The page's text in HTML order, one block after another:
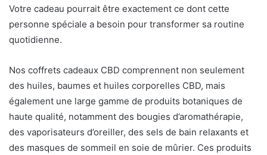
Votre cadeau pourrait être exactement ce dont cette
personne spéciale a besoin pour transformer sa routine
quotidienne.
Nos coffrets cadeaux CBD comprennent non seulement
des huiles, baumes et huiles corporelles CBD, mais
également une large gamme de produits botaniques de
haute qualité, notamment des bougies d’aromathérapie,
des vaporisateurs d’oreiller, des sels de bain relaxants et
des masques de sommeil en soie de mûrier. Ces produits